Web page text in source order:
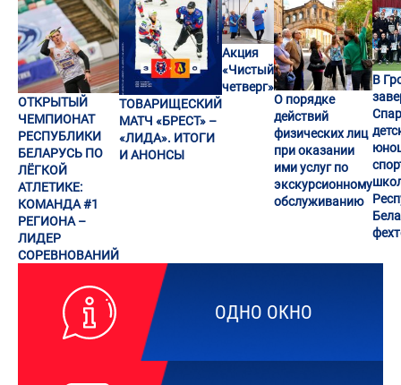
ОДНО ОКНО
ОТКРЫТЫЙ
ЧЕМПИОНАТ
РЕСПУБЛИКИ
БЕЛАРУСЬ ПО
ЛЁГКОЙ
АТЛЕТИКЕ:
КОМАНДА #1
РЕГИОНА –
ЛИДЕР
СОРЕВНОВАНИЙ
ТОВАРИЩЕСКИЙ
МАТЧ «БРЕСТ» –
«ЛИДА». ИТОГИ
И АНОНСЫ
Акция
«Чистый
четверг»
О порядке
действий
физических лиц
при оказании
ими услуг по
экскурсионному
обслуживанию
В